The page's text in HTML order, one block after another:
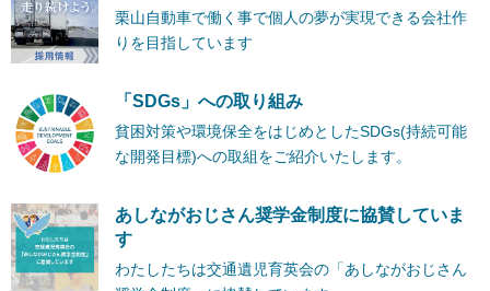
栗山自動車で働く事で個人の夢が実現できる会社作
りを目指しています
「SDGs」への取り組み
貧困対策や環境保全をはじめとしたSDGs(持続可能
な開発目標)への取組をご紹介いたします。
あしながおじさん奨学金制度に協賛していま
す
わたしたちは交通遺児育英会の「あしながおじさん